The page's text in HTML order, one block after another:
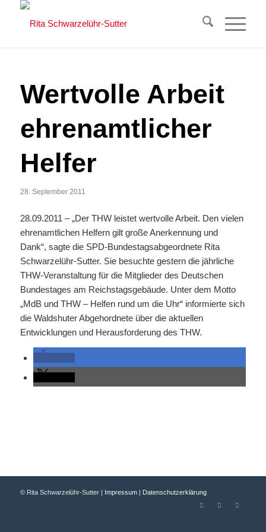
Wertvolle Arbeit
ehrenamtlicher
Helfer
28. September 2011
28.09.2011 – „Der THW leistet wertvolle Arbeit. Den vielen
ehrenamtlichen Helfern gilt große Anerkennung und
Dank“, sagte die SPD-Bundestagsabgeordnete Rita
Schwarzelühr-Sutter. Sie besuchte gestern die jährliche
THW-Veranstaltung für die Mitglieder des Deutschen
Bundestages am Reichstagsgebäude. Unter dem Motto
„MdB und THW – Helfen rund um die Uhr“ informierte sich
die Waldshuter Abgehordnete über die aktuellen
Entwicklungen und Herausforderung des THW.
© Rita Schwarzelühr-Sutter | Impressum| Datenschutzerklärung